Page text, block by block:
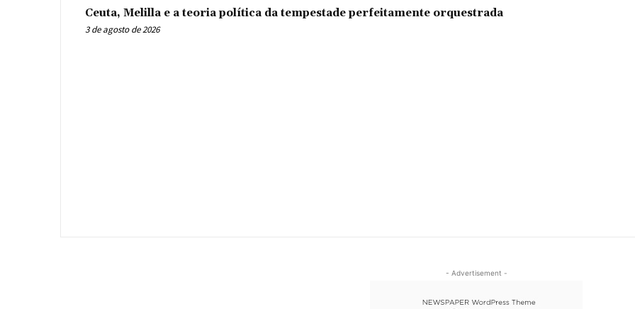
Ceuta, Melilla e a teoria política da tempestade perfeitamente orquestrada
3 de agosto de 2026
- Advertisement -